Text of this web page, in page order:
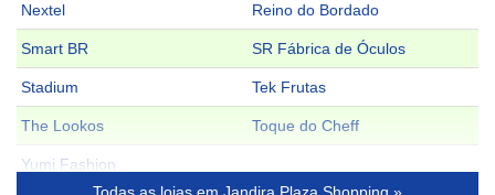
Nextel Reino do Bordado
Smart BR SR Fábrica de Óculos
Stadium Tek Frutas
The Lookos Toque do Cheff
Yumi Fashion